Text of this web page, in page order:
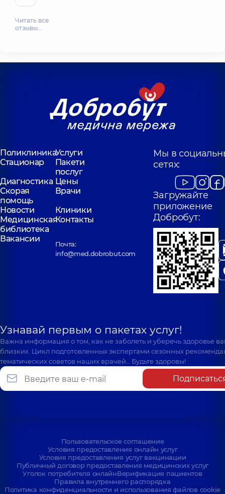
Читать все
отзывы…
ПоликлиникаУслуги
Стационар
Пакети
послуг
Диагностика Цены
Скорая
помощь
Врачи
Новости
Клиники
Медицинская
библиотека
Контакты
Вакансии
Почта:
info@med.dobrobut.com
Мы в
сетях:
Загружайте
приложение
Добробут:
Узнавай первым о пакетах услуг!
Важна информация о том, как не заболеть и уберечь здоровье
близких. Цикл подготовленных экспертами сезонных
тематических советов наших врачей… Будьте здоровы!
Пользовательское соглашение
Условия предоставления онлайн услуг
Условия предоставления услуг вакцинации
Публичный договор предоставления медицинских услуг
Уголок потребителя онлайнВерификация пациентов
Правила внутреннего распорядка
Политика конфиденциальности и использования файлов cookie